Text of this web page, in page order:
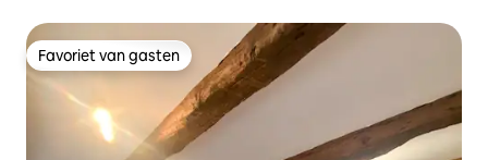
Favoriet van gasten
Favoriet van gasten